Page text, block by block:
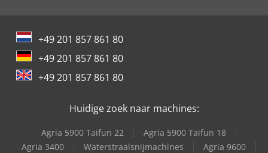
Case-Ih Magnum Mx200
Case-Ih Magnum Mx210
Case-Ih Magnum Mx230
Case-Ih Magnum Mx270
+49 201 857 861 80
+49 201 857 861 80
+49 201 857 861 80
Huidige zoek naar machines:
Agria 5900 Taifun 22
Agria 5900 Taifun 18
Agria 3400
Waterstraalsnijmachines
Agria 9600